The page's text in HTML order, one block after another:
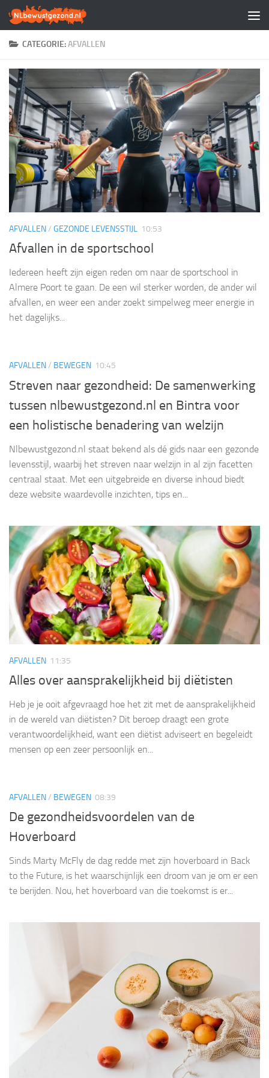
Doorgaan naar inhoud
CATEGORIE:AFVALLEN
AFVALLEN/ GEZONDE LEVENSSTIJL 10:53
Afvallen in de sportschool
Iedereen heeft zijn eigen reden om naar de sportschool in
Almere Poort te gaan. De een wil sterker worden, de ander wil
afvallen, en weer een ander zoekt simpelweg meer energie in
het dagelijks...
AFVALLEN/ BEWEGEN 10:45
Streven naar gezondheid: De samenwerking
tussen nlbewustgezond.nl en Bintra voor
een holistische benadering van welzijn
Nlbewustgezond.nl staat bekend als dé gids naar een gezonde
levensstijl, waarbij het streven naar welzijn in al zijn facetten
centraal staat. Met een uitgebreide en diverse inhoud biedt
deze website waardevolle inzichten, tips en...
AFVALLEN 11:35
Alles over aansprakelijkheid bij diëtisten
Heb je je ooit afgevraagd hoe het zit met de aansprakelijkheid
in de wereld van diëtisten? Dit beroep draagt een grote
verantwoordelijkheid, want een diëtist adviseert en begeleidt
mensen op een zeer persoonlijk en...
AFVALLEN/ BEWEGEN 08:39
De gezondheidsvoordelen van de
Hoverboard
Sinds Marty McFly de dag redde met zijn hoverboard in Back
to the Future, is het waarschijnlijk een droom van je om er een
te berijden. Nou, het hoverboard van die toekomst is er...